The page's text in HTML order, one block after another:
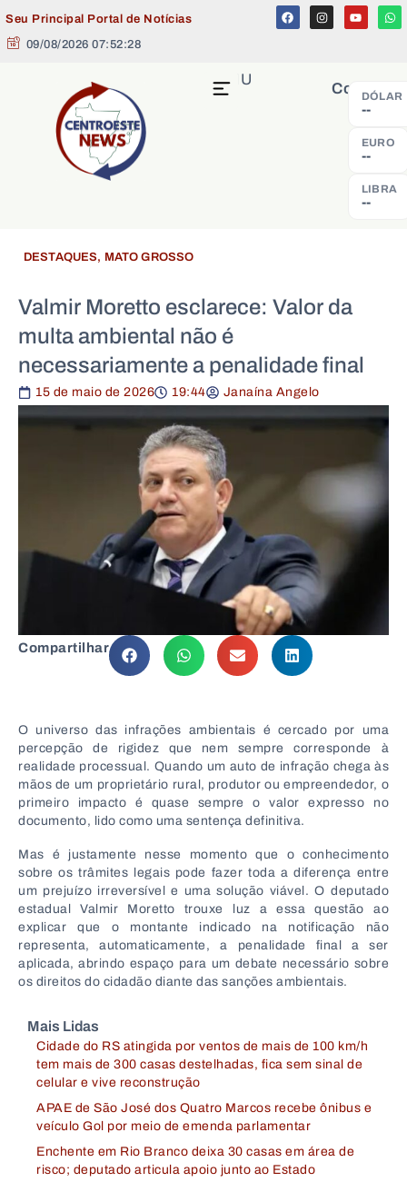
Seu Principal Portal de Notícias
09/08/2026 07:52:28
Cotação
DÓLAR
--
EURO
--
LIBRA
--
MENU
DESTAQUES, MATO GROSSO
Valmir Moretto esclarece: Valor da
multa ambiental não é
necessariamente a penalidade final
15 de maio de 2026 19:44 Janaína Angelo
Compartilhar
O universo das infrações ambientais é cercado por uma
percepção de rigidez que nem sempre corresponde à
realidade processual. Quando um auto de infração chega às
mãos de um proprietário rural, produtor ou empreendedor, o
primeiro impacto é quase sempre o valor expresso no
documento, lido como uma sentença definitiva.
Mas é justamente nesse momento que o conhecimento
sobre os trâmites legais pode fazer toda a diferença entre
um prejuízo irreversível e uma solução viável. O deputado
estadual Valmir Moretto trouxe luz a essa questão ao
explicar que o montante indicado na notificação não
representa, automaticamente, a penalidade final a ser
aplicada, abrindo espaço para um debate necessário sobre
os direitos do cidadão diante das sanções ambientais.
Mais Lidas
Cidade do RS atingida por ventos de mais de 100 km/h
tem mais de 300 casas destelhadas, fica sem sinal de
celular e vive reconstrução
APAE de São José dos Quatro Marcos recebe ônibus e
veículo Gol por meio de emenda parlamentar
Enchente em Rio Branco deixa 30 casas em área de
risco; deputado articula apoio junto ao Estado